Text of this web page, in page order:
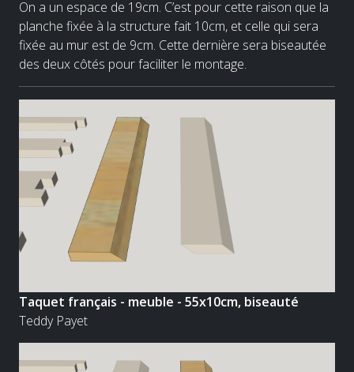
On a un espace de 19cm. C’est pour cette raison que la
planche fixée à la structure fait 10cm, et celle qui sera
fixée au mur est de 9cm. Cette dernière sera biseautée
des deux côtés pour faciliter le montage.
Taquet français - meuble - 55x10cm, biseauté
Teddy Payet